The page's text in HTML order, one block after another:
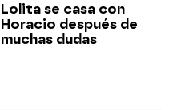
Lolita se casa con
Horacio después de
muchas dudas